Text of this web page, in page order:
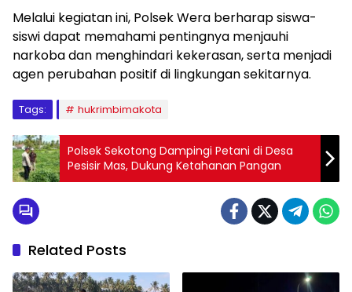
Melalui kegiatan ini, Polsek Wera berharap siswa-
siswi dapat memahami pentingnya menjauhi
narkoba dan menghindari kekerasan, serta menjadi
agen perubahan positif di lingkungan sekitarnya.
Tags: hukrimbimakota
Polsek Sekotong Dampingi Petani di Desa
Pesisir Mas, Dukung Ketahanan Pangan
Related Posts